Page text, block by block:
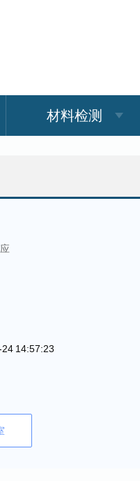
材料检测
14:57:23